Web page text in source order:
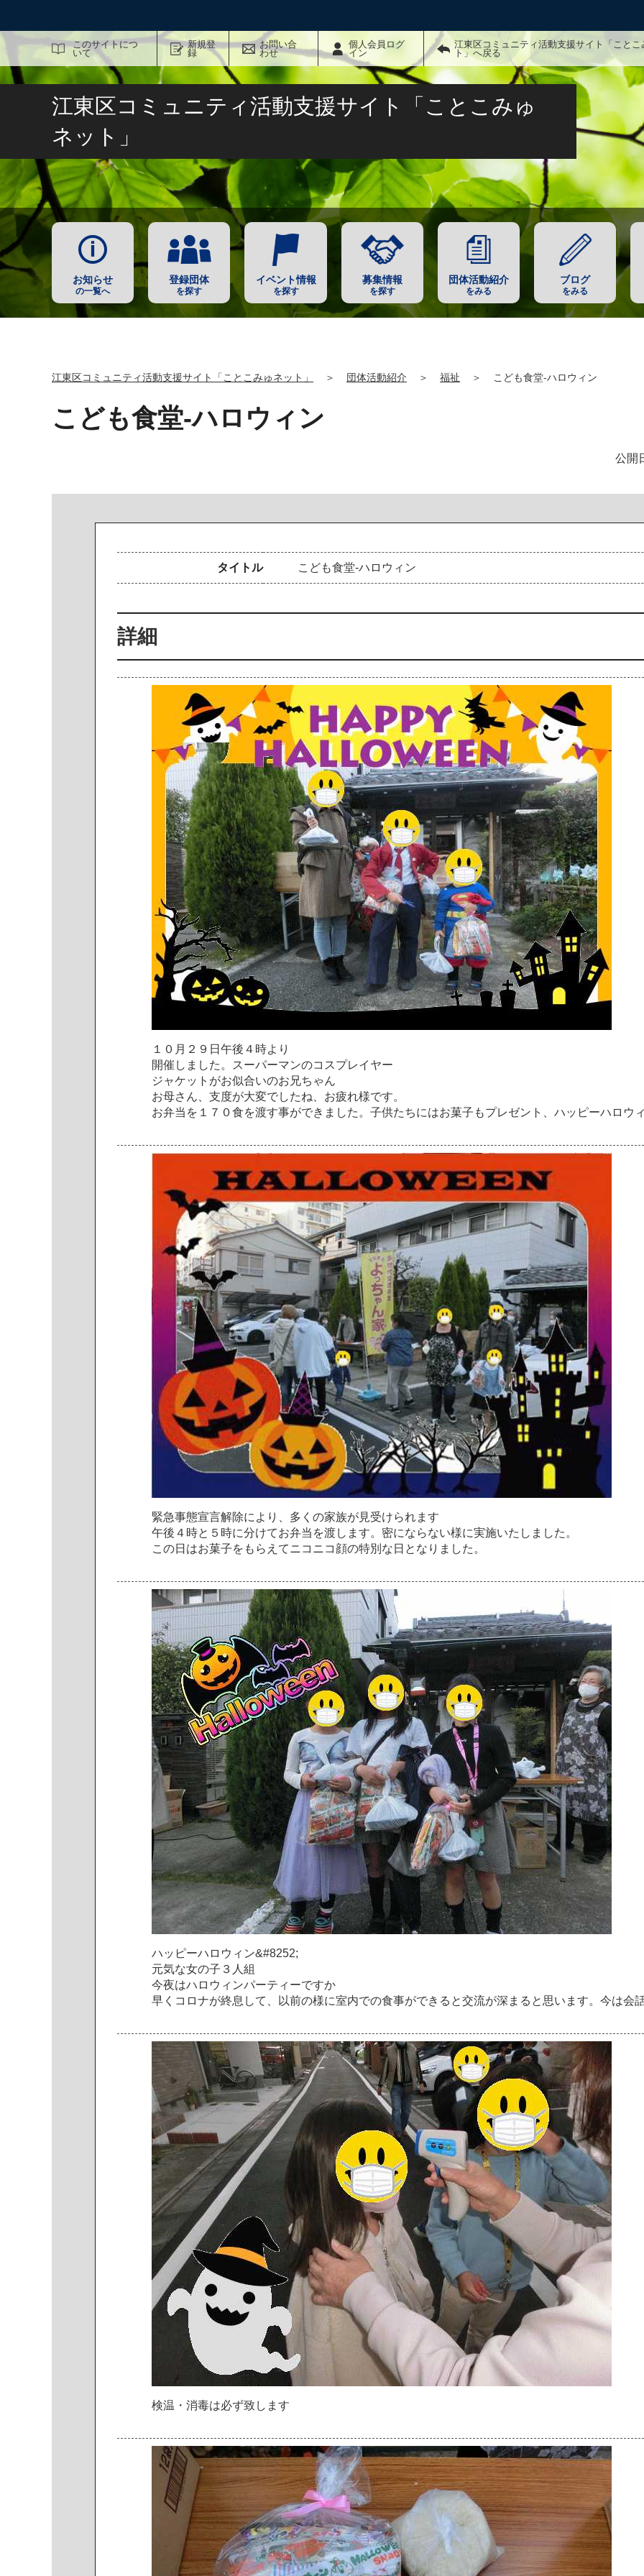
このサイトにつ
いて
新規登
録
お問い合
わせ
個人会員ログ
イン
江東区コミュニティ活動支援サイト「ことこ
ト」へ戻る
サイト内検索
江東区コミュニティ活動支援サイト「ことこみゅ
ネット」
お知らせ
の一覧へ
登録団体
を探す
イベント情報
を探す
募集情報
を探す
団体活動紹介
をみる
ブログ
をみる
江東区コミュニティ活動支援サイト「ことこみゅネット」 ＞ 団体活動紹介 ＞ 福祉 ＞ こども食堂-ハロウィン
こども食堂-ハロウィン
公開
タイトル こ ども食堂-ハ ロ ウ ィ ン
詳細
１ ０ 月 ２ ９ 日 午後 ４ 時よ り
開催 し ま した 。 スーパーマンのコ スプレイ ヤー
ジャケッ ト がお似合いのお 兄ち ゃ ん
お母さ ん 支度が大変でしたね お疲れ様です。
お弁当 を １ ７ ０食を渡す事ができ ま した 。 子供たちにはお菓子 もプレゼン ト ハッ ピーハ ロ ウ
緊急事態宣言解除に よ り 多 く の家族が見受けられま す
午後 ４ 時と ５ 時に分けてお弁当 を渡し ま す。 密にならない様に実施いた し ま した 。
こ の日 はお菓子を も ら え てニ コ ニ コ 顔の特別 な 日 と な り ま した 。
ハッ ピーハ ロ ウ ィ ン&#8252;
元気な女の子 ３ 人 組
今夜はハ ロ ウ ィ ンパーテ ィ ーですか
早 く コ ロナが終息 して 以前の様に室内での食事ができ る と交流が深 ま る と 思い ま す。 今は会
検温 ・ 消毒は必ず致し ま す